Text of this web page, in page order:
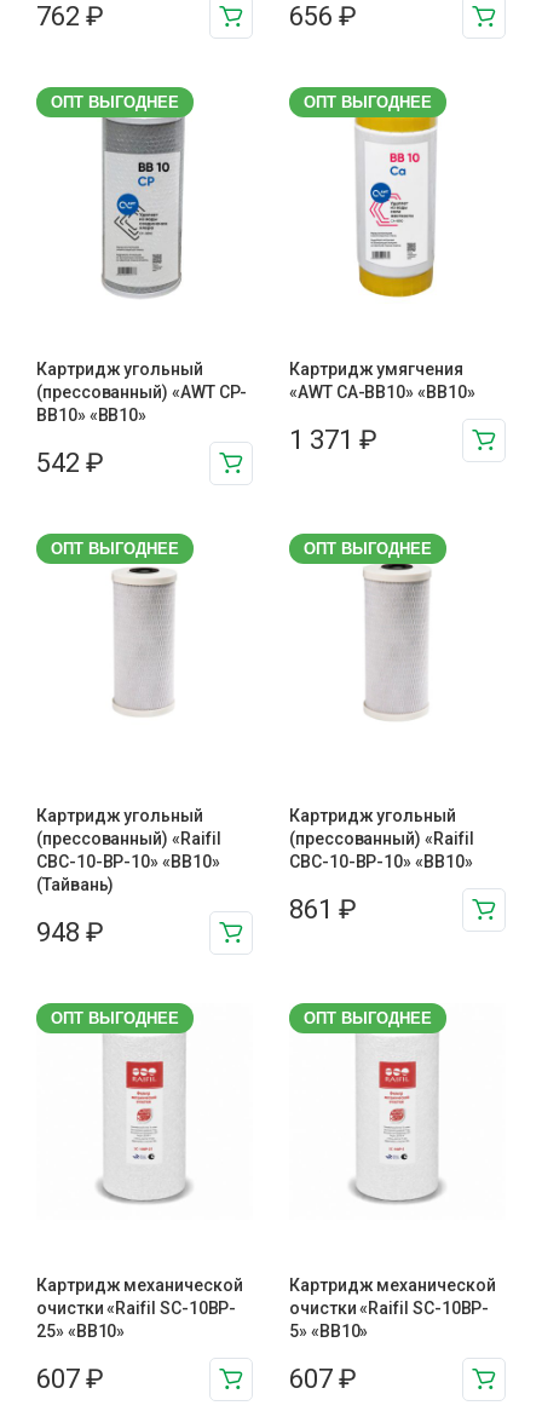
762 ₽ 656 ₽
ОПТ ВЫГОДНЕЕ
Картридж угольный
(прессованный) «AWT CP-
BB10» «BB10»
542 ₽
ОПТ ВЫГОДНЕЕ
Картридж умягчения
«AWT CA-BB10» «BB10»
1 371 ₽
ОПТ ВЫГОДНЕЕ
Картридж угольный
(прессованный) «Raifil
CBC-10-BP-10» «BB10»
(Тайвань)
948 ₽
ОПТ ВЫГОДНЕЕ
Картридж угольный
(прессованный) «Raifil
CBC-10-BP-10» «BB10»
861 ₽
ОПТ ВЫГОДНЕЕ
Картридж механической
очистки «Raifil SC-10BP-
25» «BB10»
607 ₽
ОПТ ВЫГОДНЕЕ
Картридж механической
очистки «Raifil SC-10BP-
5» «BB10»
607 ₽